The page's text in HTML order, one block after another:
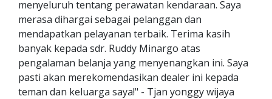
menyeluruh tentang perawatan kendaraan. Saya
merasa dihargai sebagai pelanggan dan
mendapatkan pelayanan terbaik. Terima kasih
banyak kepada sdr. Ruddy Minargo atas
pengalaman belanja yang menyenangkan ini. Saya
pasti akan merekomendasikan dealer ini kepada
teman dan keluarga saya!" - Tjan yonggy wijaya